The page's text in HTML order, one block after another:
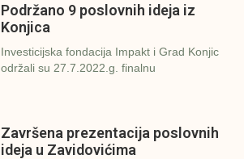
Podržano 9 poslovnih ideja iz
Konjica
Investicijska fondacija Impakt i Grad Konjic
održali su 27.7.2022.g. finalnu
Završena prezentacija poslovnih
ideja u Zavidovićima